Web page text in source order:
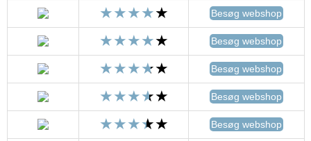
Besøg webshop
Besøg webshop
Besøg webshop
Besøg webshop
Besøg webshop